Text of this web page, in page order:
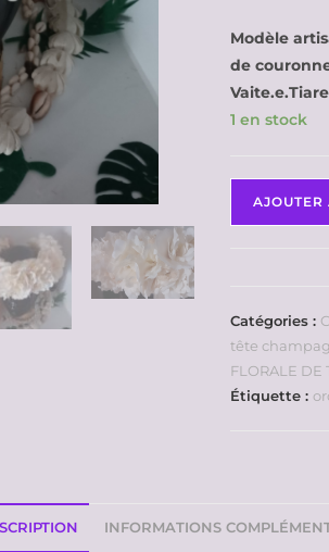
Modèle
de
1 en stock
AJOUTER
Catégories :
tête
FLORALE DE
Étiquette :
INFORMATIONS